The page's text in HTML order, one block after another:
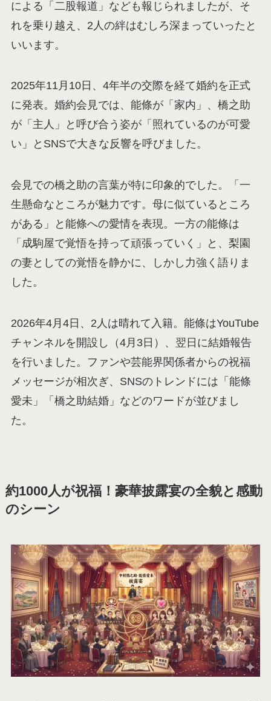
による「二股報道」なども報じられましたが、そ
れを乗り越え、2人の絆はむしろ深まっていったと
いいます。
2025年11月10日、4年半の交際を経て婚約を正式
に発表。婚約会見では、能條が「家内」、橋之助
が「主人」と呼び合う姿が「照れているのが可愛
い」とSNSで大きな反響を呼びました。
会見での橋之助の言葉が特に印象的でした。「一
生懸命なところが魅力です。母に似ているところ
がある」と能條への愛情を表現。一方の能條は
「成駒屋で覚悟を持って頑張っていく」と、梨園
の妻としての覚悟を静かに、しかし力強く語りま
した。
2026年4月4日、2人は晴れて入籍。能條はYouTube
チャンネルを開設し（4月3日）、翌日に結婚報告
を行いました。ファンや芸能界関係者からの祝福
メッセージが相次ぎ、SNSのトレンドには「能條
愛未」「橋之助結婚」などのワードが並びまし
た。
約1000人が祝福！豪華披露宴の全貌と感動
のシーン